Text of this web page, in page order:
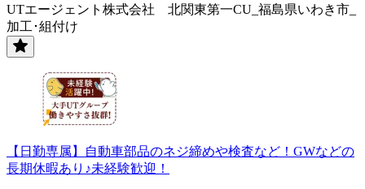
UTエージェント株式会社 北関東第一CU_福島県いわき市_
加工･組付け
【日勤専属】自動車部品のネジ締めや検査など！GWなどの
長期休暇あり♪未経験歓迎！